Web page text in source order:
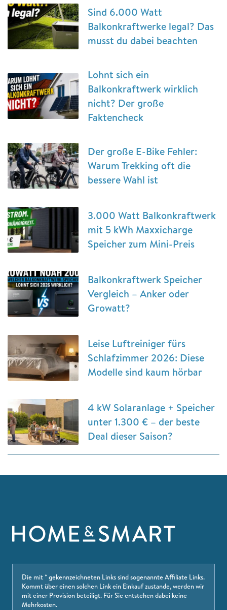
Sind 6.000 Watt
Balkonkraftwerke legal? Das
musst du dabei beachten
Lohnt sich ein
Balkonkraftwerk wirklich
nicht? Der große
Faktencheck
Der große E-Bike Fehler:
Warum Trekking oft die
bessere Wahl ist
3.000 Watt Balkonkraftwerk
mit 5 kWh Maxxicharge
Speicher zum Mini-Preis
Balkonkraftwerk Speicher
Vergleich – Anker oder
Growatt?
Leise Luftreiniger fürs
Schlafzimmer 2026: Diese
Modelle sind kaum hörbar
4 kW Solaranlage + Speicher
unter 1.300 € – der beste
Deal dieser Saison?
Die mit * gekennzeichneten Links sind sogenannte Affiliate Links.
Kommt über einen solchen Link ein Einkauf zustande, werden wir
mit einer Provision beteiligt. Für Sie entstehen dabei keine
Mehrkosten.